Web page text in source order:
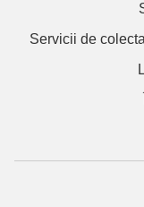
Servicii de